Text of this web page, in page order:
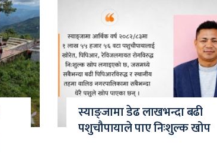
स्याङ्जामा डेढ लाखभन्दा बढी
पशुचौपायाले पाए निःशुल्क खोप